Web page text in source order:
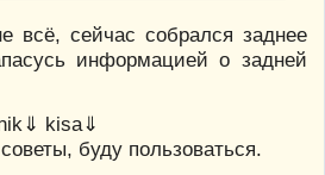
всё, сейчас собрался заднее
информацией о задней
kisa⇓
буду пользоваться.